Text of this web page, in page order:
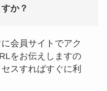
か？
会員サイトでアク
をお伝えしますの
スすればすぐに利